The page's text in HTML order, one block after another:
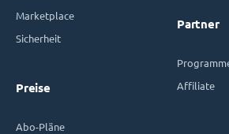
Marketplace
Sicherheit
Preise
Abo-Pläne
Partner
Affiliate